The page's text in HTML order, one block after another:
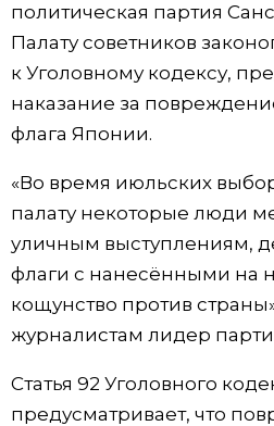
Разделы
Люди
Политика
Экономика
Общество
Культура
Популярные статьи
Японский калейдоскоп
Семья
Еда и напитки
политическая партия
Палату советников
к Уголовному кодексу,
наказание за
флага Японии.
«Во время июльских
палату некоторые люди
уличным выступлениям,
флаги с нанесёнными на
кощунство против
журналистам лидер
Статья 92 Уголовного
предусматривает, что